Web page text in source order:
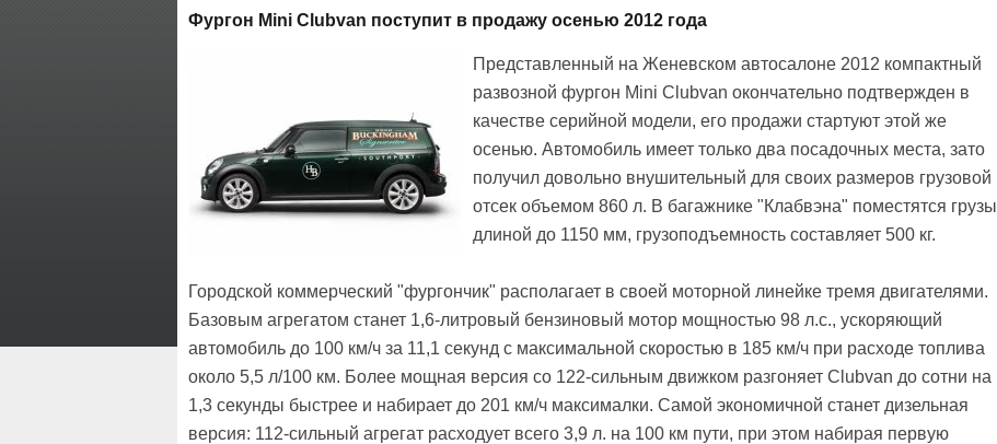
Фургон Mini Clubvan поступит в продажу осенью 2012 года
Представленный на Женевском автосалоне 2012 компактный
развозной фургон Mini Clubvan окончательно подтвержден в
качестве серийной модели, его продажи стартуют этой же
осенью. Автомобиль имеет только два посадочных места, зато
получил довольно внушительный для своих размеров грузовой
отсек объемом 860 л. В багажнике "Клабвэна" поместятся грузы
длиной до 1150 мм, грузоподъемность составляет 500 кг.
Городской коммерческий "фургончик" располагает в своей моторной линейке тремя двигателями.
Базовым агрегатом станет 1,6-литровый бензиновый мотор мощностью 98 л.с., ускоряющий
автомобиль до 100 км/ч за 11,1 секунд с максимальной скоростью в 185 км/ч при расходе топлива
около 5,5 л/100 км. Более мощная версия со 122-сильным движком разгоняет Clubvan до сотни на
1,3 секунды быстрее и набирает до 201 км/ч максималки. Самой экономичной станет дизельная
версия: 112-сильный агрегат расходует всего 3,9 л. на 100 км пути, при этом набирая первую